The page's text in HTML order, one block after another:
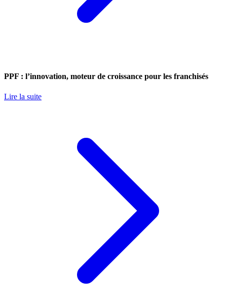
PPF : l’innovation, moteur de croissance pour les franchisés
Lire la suite